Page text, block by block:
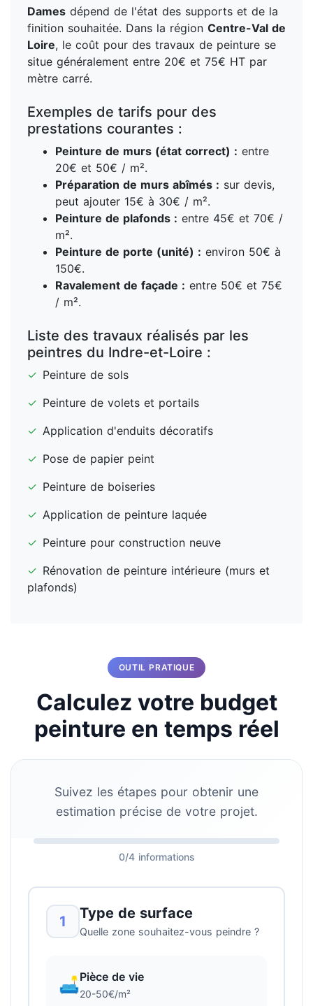
Dames dépend de l'état des supports et de la
finition souhaitée. Dans la région Centre-Val de
Loire, le coût pour des travaux de peinture se
situe généralement entre 20€ et 75€ HT par
mètre carré.
Exemples de tarifs pour des
prestations courantes :
Peinture de murs (état correct) : entre
20€ et 50€ / m².
Préparation de murs abîmés : sur devis,
peut ajouter 15€ à 30€ / m².
Peinture de plafonds : entre 45€ et 70€ /
m².
Peinture de porte (unité) : environ 50€ à
150€.
Ravalement de façade : entre 50€ et 75€
/ m².
Liste des travaux réalisés par les
peintres du Indre-et-Loire :
✓ Peinture de sols
✓ Peinture de volets et portails
✓ Application d'enduits décoratifs
✓ Pose de papier peint
✓ Peinture de boiseries
✓ Application de peinture laquée
✓ Peinture pour construction neuve
✓ Rénovation de peinture intérieure (murs et
plafonds)
OUTIL PRATIQUE
Calculez votre budget
peinture en temps réel
Suivez les étapes pour obtenir une
estimation précise de votre projet.
0/4 informations
1 Type de surface
Quelle zone souhaitez-vous peindre ?
🛋️Pièce de vie
20-50€/m²